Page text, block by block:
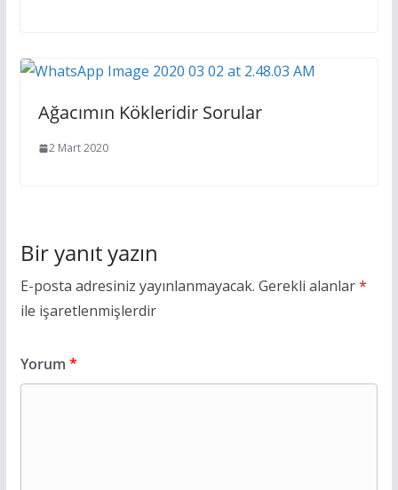
Ağacımın Kökleridir Sorular
2 Mart 2020
Bir yanıt yazın
E-posta adresiniz yayınlanmayacak. Gerekli alanlar*
ile işaretlenmişlerdir
Yorum *